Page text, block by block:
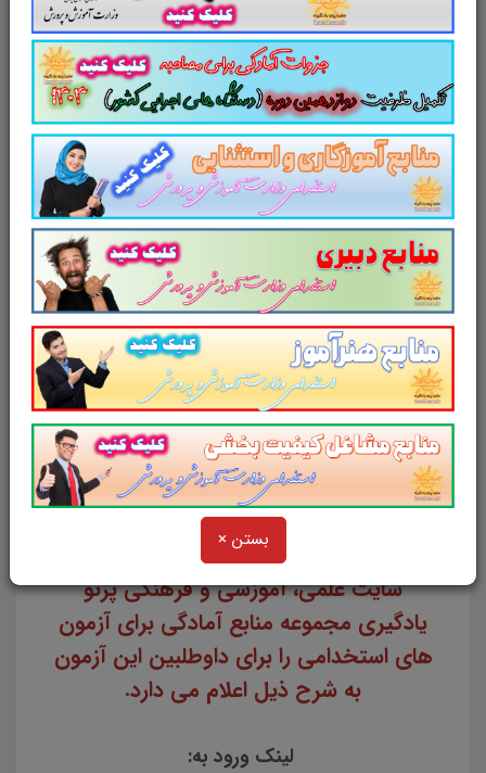
بستن ×
خلاصه برنامه هفتم توسعه
سایر منابع دوازدهمین امتحان
مشترک فراگیر دستگاه‌های اجرایی
سایت پرتو یادگیری تقدیم می کند
سایت علمی، آموزشی و فرهنگی پرتو
یادگیری مجموعه منابع آمادگی برای آزمون
های استخدامی را برای داوطلبین این آزمون
به شرح ذیل اعلام می دارد.
لینک ورود به: